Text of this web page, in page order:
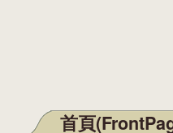
首頁